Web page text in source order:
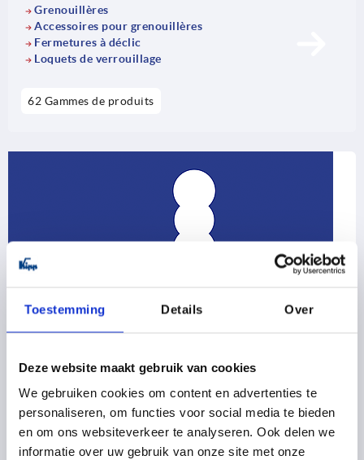
Toestemming Details Over
Deze website maakt gebruik van cookies
We gebruiken cookies om content en advertenties te
personaliseren, om functies voor social media te bieden
en om ons websiteverkeer te analyseren. Ook delen we
informatie over uw gebruik van onze site met onze
Grenouillères
Accessoires pour grenouillères
Fermetures à déclic
Loquets de verrouillage
62 Gammes de produits